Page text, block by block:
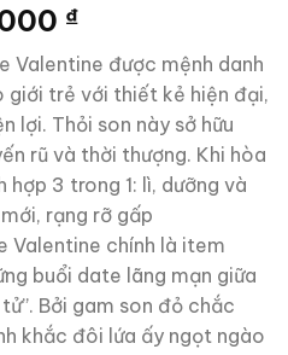
₫.
₫Giá
hiện
tại
là:
550.000 ₫.
Valentine được mệnh danh
giới trẻ với thiết kẻ hiện đại,
lợi. Thỏi son này sở hữu
rũ và thời thượng. Khi hòa
3 trong 1: lì, dưỡng và
rạng rỡ gấp
Valentine chính là item
buổi date lãng mạn giữa
Bởi gam son đỏ chắc
khắc đôi lứa ấy ngọt ngào